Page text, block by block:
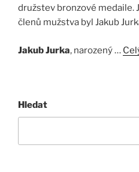
družstev bronzové medaile.
členů mužstva byl Jakub
Jakub Jurka, narozený …
Hledat